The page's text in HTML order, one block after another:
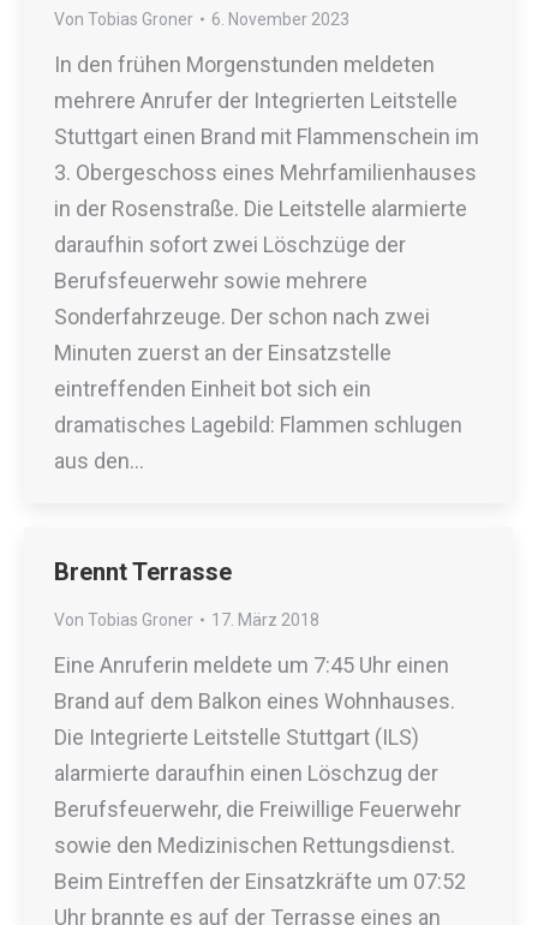
Von Tobias Groner 6. November 2023
In den frühen Morgenstunden meldeten
mehrere Anrufer der Integrierten Leitstelle
Stuttgart einen Brand mit Flammenschein im
3. Obergeschoss eines Mehrfamilienhauses
in der Rosenstraße. Die Leitstelle alarmierte
daraufhin sofort zwei Löschzüge der
Berufsfeuerwehr sowie mehrere
Sonderfahrzeuge. Der schon nach zwei
Minuten zuerst an der Einsatzstelle
eintreffenden Einheit bot sich ein
dramatisches Lagebild: Flammen schlugen
aus den…
Brennt Terrasse
Von Tobias Groner 17. März 2018
Eine Anruferin meldete um 7:45 Uhr einen
Brand auf dem Balkon eines Wohnhauses.
Die Integrierte Leitstelle Stuttgart (ILS)
alarmierte daraufhin einen Löschzug der
Berufsfeuerwehr, die Freiwillige Feuerwehr
sowie den Medizinischen Rettungsdienst.
Beim Eintreffen der Einsatzkräfte um 07:52
Uhr brannte es auf der Terrasse eines an